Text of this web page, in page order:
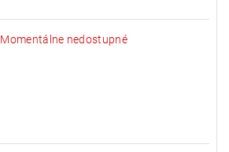
Momentálne nedostupné